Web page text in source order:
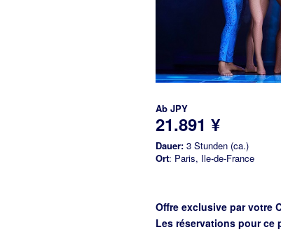
Ab JPY
21.891 ¥
Dauer: 3 Stunden (ca.)
Ort: Paris, Ile-de-France
Offre exclusive par votre
Les réservations pour